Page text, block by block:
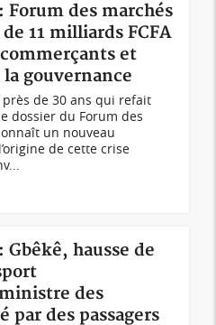
des marchés
11 milliards FCFA
et
gouvernance
de 30 ans qui refait
dossier du Forum des
un nouveau
de cette crise
hausse de
des
des passagers